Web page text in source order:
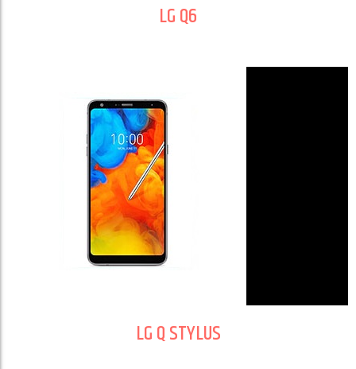
LG Q6
LG Q STYLUS